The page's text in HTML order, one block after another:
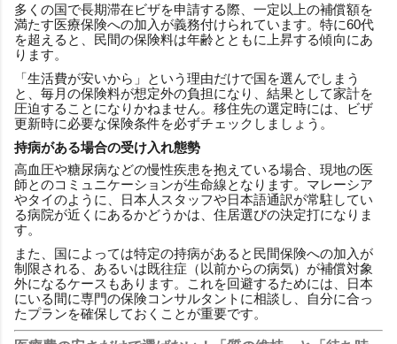
多くの国で長期滞在ビザを申請する際、一定以上の補償額を
満たす医療保険への加入が義務付けられています。特に60代
を超えると、民間の保険料は年齢とともに上昇する傾向にあ
ります。
「生活費が安いから」という理由だけで国を選んでしまう
と、毎月の保険料が想定外の負担になり、結果として家計を
圧迫することになりかねません。移住先の選定時には、ビザ
更新時に必要な保険条件を必ずチェックしましょう。
持病がある場合の受け入れ態勢
高血圧や糖尿病などの慢性疾患を抱えている場合、現地の医
師とのコミュニケーションが生命線となります。マレーシア
やタイのように、日本人スタッフや日本語通訳が常駐してい
る病院が近くにあるかどうかは、住居選びの決定打になりま
す。
また、国によっては特定の持病があると民間保険への加入が
制限される、あるいは既往症（以前からの病気）が補償対象
外になるケースもあります。これを回避するためには、日本
にいる間に専門の保険コンサルタントに相談し、自分に合っ
たプランを確保しておくことが重要です。